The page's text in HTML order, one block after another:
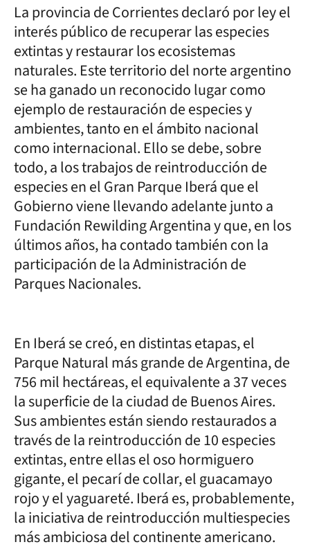
La provincia de Corrientes declaró por ley el
interés público de recuperar las especies
extintas y restaurar los ecosistemas
naturales. Este territorio del norte argentino
se ha ganado un reconocido lugar como
ejemplo de restauración de especies y
ambientes, tanto en el ámbito nacional
como internacional. Ello se debe, sobre
todo, a los trabajos de reintroducción de
especies en el Gran Parque Iberá que el
Gobierno viene llevando adelante junto a
Fundación Rewilding Argentina y que, en los
últimos años, ha contado también con la
participación de la Administración de
Parques Nacionales.
En Iberá se creó, en distintas etapas, el
Parque Natural más grande de Argentina, de
756 mil hectáreas, el equivalente a 37 veces
la superficie de la ciudad de Buenos Aires.
Sus ambientes están siendo restaurados a
través de la reintroducción de 10 especies
extintas, entre ellas el oso hormiguero
gigante, el pecarí de collar, el guacamayo
rojo y el yaguareté. Iberá es, probablemente,
la iniciativa de reintroducción multiespecies
más ambiciosa del continente americano.